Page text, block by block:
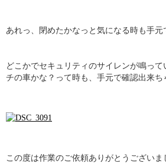
あれっ、閉めたかなっと気になる時も手元
どこかでセキュリティのサイレンが鳴っ
チの車かな？って時も、手元で確認出来ち
この度は作業のご依頼ありがとうござい